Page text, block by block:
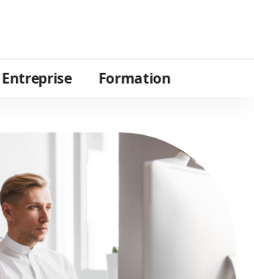
Entreprise Formation